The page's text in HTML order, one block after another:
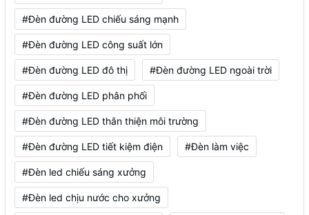
#Đèn đường LED chiếu sáng mạnh
#Đèn đường LED công suất lớn
#Đèn đường LED đô thị #Đèn đường LED ngoài trời
#Đèn đường LED phân phối
#Đèn đường LED thân thiện môi trường
#Đèn đường LED tiết kiệm điện #Đèn làm việc
#Đèn led chiếu sáng xưởng
#Đèn led chịu nước cho xưởng